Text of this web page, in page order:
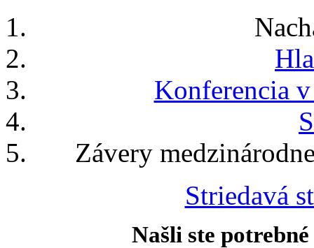
Konferencia
Závery
Striedavá
Našli ste